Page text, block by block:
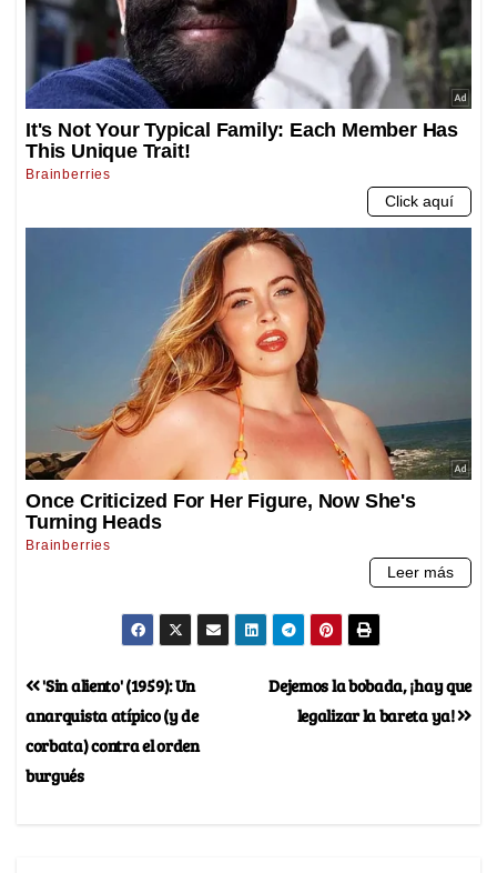
Dejemos la bobada, ¡hay que
legalizar la bareta ya!
'Sin aliento' (1959): Un
anarquista atípico (y de
corbata) contra el orden
burgués